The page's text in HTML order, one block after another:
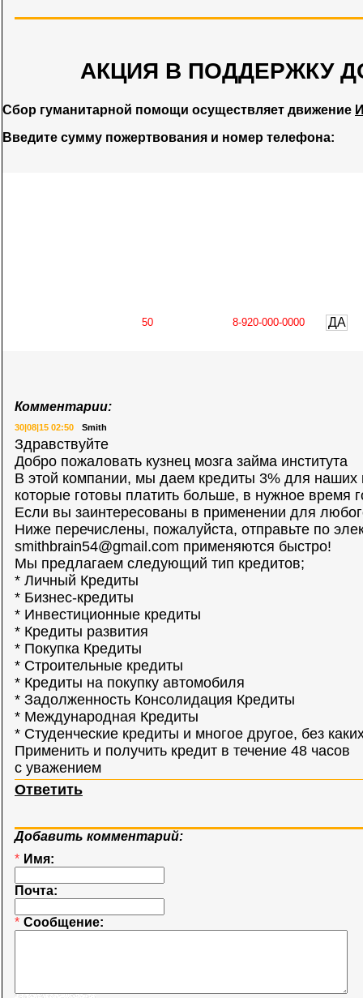
АКЦИЯ В ПОДДЕРЖКУ
Сбор гуманитарной помощи осуществляет движение
Введите сумму пожертвования и номер телефона:
ДА
Комментарии:
30|08|15 02:50 Smith
Здравствуйте
Добро пожаловать кузнец мозга займа института
В этой компании, мы даем кредиты 3% для наших
которые готовы платить больше, в нужное время
Если вы заинтересованы в применении для
Ниже перечислены, пожалуйста, отправьте по
smithbrain54@gmail.com применяются быстро!
Мы предлагаем следующий тип кредитов;
* Личный Кредиты
* Бизнес-кредиты
* Инвестиционные кредиты
* Кредиты развития
* Покупка Кредиты
* Строительные кредиты
* Кредиты на покупку автомобиля
* Задолженность Консолидация Кредиты
* Международная Кредиты
* Студенческие кредиты и многое другое, без
Применить и получить кредит в течение 48 часов
с уважением
Ответить
Добавить комментарий:
* Имя:
Почта:
* Сообщение: